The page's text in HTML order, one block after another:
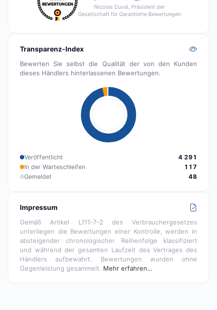
Nicolas Duval, Präsident der
Gesellschaft für Garantierte Bewertungen
Transparenz-Index
Bewerten Sie selbst die Qualität der von den Kunden
dieses Händlers hinterlassenen Bewertungen.
Veröffentlicht
4 291
In der Warteschleifen
117
Gemeldet
48
Impressum
Gemäß Artikel L111-7-2 des Verbrauchergesetzes
unterliegen die Bewertungen einer Kontrolle, werden in
absteigender chronologischer Reihenfolge klassifiziert
und während der gesamten Laufzeit des Vertrages des
Händlers aufbewahrt. Bewertungen wurden ohne
Gegenleistung gesammelt. Mehr erfahren…